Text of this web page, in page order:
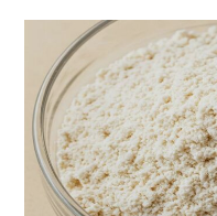
qué
es
y
qué
esta